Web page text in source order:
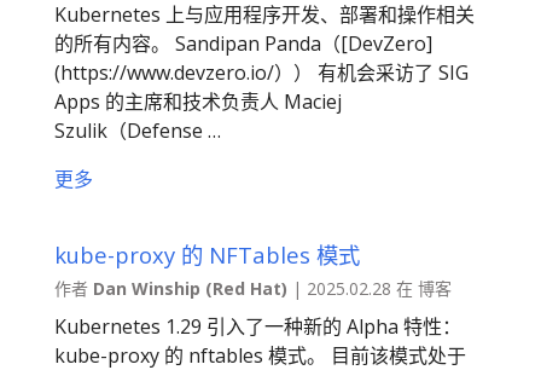
Kubernetes 上与应用程序开发、部署和操作相关
的所有内容。 Sandipan Panda（[DevZero]
(https://www.devzero.io/）） 有机会采访了 SIG
Apps 的主席和技术负责人 Maciej
Szulik（Defense …
更多
kube-proxy 的 NFTables 模式
作者 Dan Winship (Red Hat) | 2025.02.28 在 博客
Kubernetes 1.29 引入了一种新的 Alpha 特性：
kube-proxy 的 nftables 模式。 目前该模式处于